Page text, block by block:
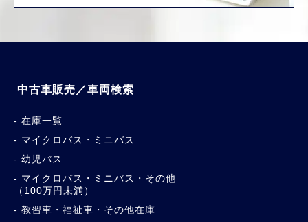
中古車販売／車両検索
在庫一覧
マイクロバス・ミニバス
幼児バス
マイクロバス・ミニバス・その他
（100万円未満）
教習車・福祉車・その他在庫